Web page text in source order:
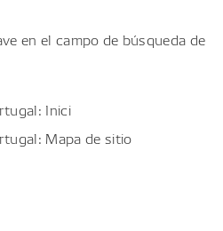
en el campo de búsqueda de
Inici
Mapa de sitio